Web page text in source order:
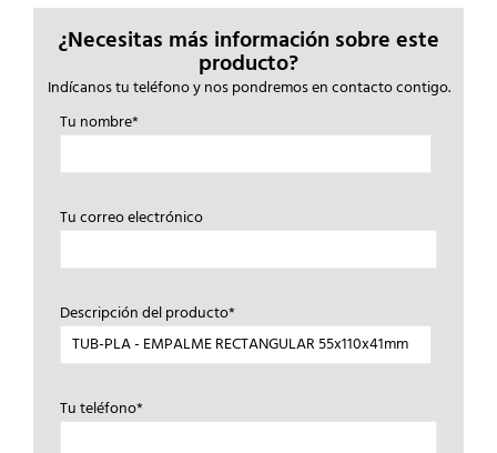
¿Necesitas más información sobre este
producto?
Indícanos tu teléfono y nos pondremos en contacto contigo.
Tu nombre*
Tu correo electrónico
Descripción del producto*
Tu teléfono*